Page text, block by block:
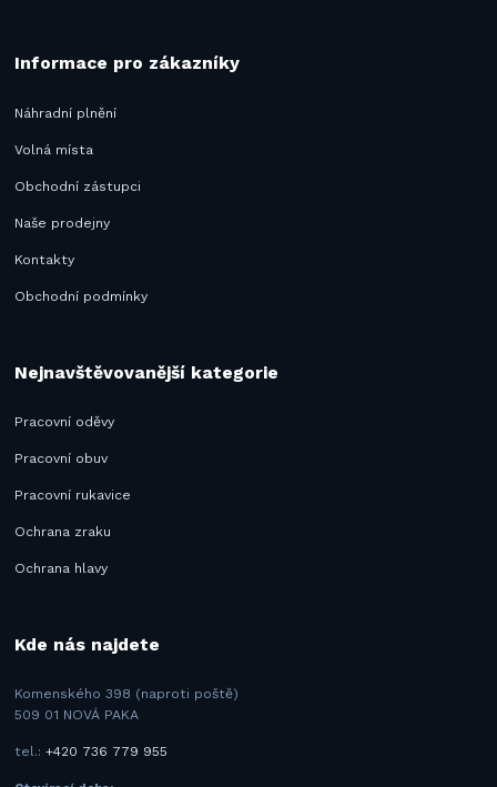
Informace pro zákazníky
Náhradní plnění
Volná místa
Obchodní zástupci
Naše prodejny
Kontakty
Obchodní podmínky
Nejnavštěvovanější kategorie
Pracovní oděvy
Pracovní obuv
Pracovní rukavice
Ochrana zraku
Ochrana hlavy
Kde nás najdete
Komenského 398 (naproti poště)
509 01 NOVÁ PAKA
tel.:+420 736 779 955